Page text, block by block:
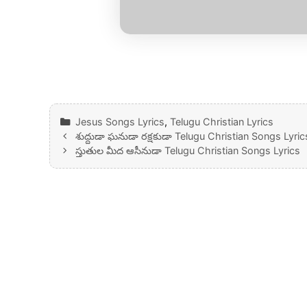
Categories
Jesus Songs Lyrics, Telugu Christian Lyrics
శుద్దుడా ఘనుడా రక్షకుడా Telugu Christian Songs
స్తుతుల మీద ఆసీనుడా Telugu Christian Songs Lyrics